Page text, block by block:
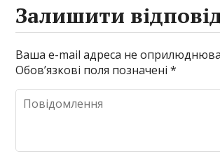
Залишити
Ваша e-mail адреса не
Обов’язкові поля позначені*